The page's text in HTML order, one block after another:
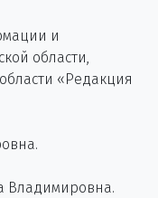
и
области,
«Редакция
Владимировна.